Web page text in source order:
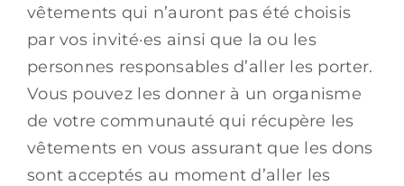
vêtements qui n’auront pas été choisis
par vos invité·es ainsi que la ou les
personnes responsables d’aller les porter.
Vous pouvez les donner à un organisme
de votre communauté qui récupère les
vêtements en vous assurant que les dons
sont acceptés au moment d’aller les